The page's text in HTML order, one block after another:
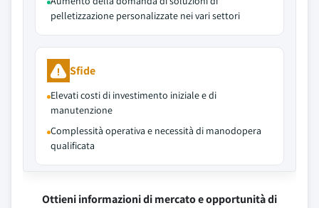
pelletizzazione personalizzate nei vari settori
Sfide
Elevati costi di investimento iniziale e di
manutenzione
Complessità operativa e necessità di manodopera
qualificata
Ottieni informazioni di mercato e opportunità di